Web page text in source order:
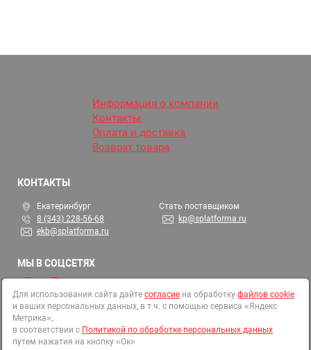
Информация о компании
Контакты
Оплата и доставка
Возврат товара
КОНТАКТЫ
Екатеринбург
8 (343) 228-56-68
ekb@splatforma.ru
Стать поставщиком
kp@splatforma.ru
МЫ В СОЦСЕТЯХ
© 2002-2026 СтройПлатформа
ОГРН 1146679000313
Все права защищены
Для использования сайта дайтесогласие на обработкуфайлов cookie
и ваших персональных данных, в т.ч. с помощью сервиса «Яндекс
Метрика»,
в соответствии с Политикой по обработке персональных данных
путем нажатия на кнопку «Ок»